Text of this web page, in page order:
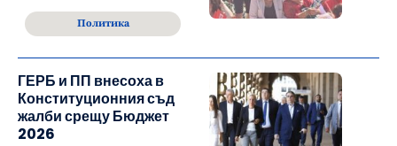
Политика
ГЕРБ и ПП внесоха в
Конституционния съд
жалби срещу Бюджет
2026